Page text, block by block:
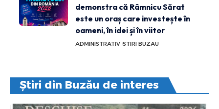
demonstra că Râmnicu Sărat
este un oraș care investește în
oameni, în idei și în viitor
ADMINISTRATIV STIRI BUZAU
Știri din Buzău de interes